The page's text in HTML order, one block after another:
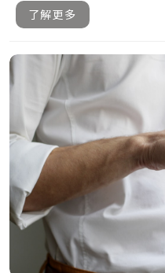
可.....
了解更多